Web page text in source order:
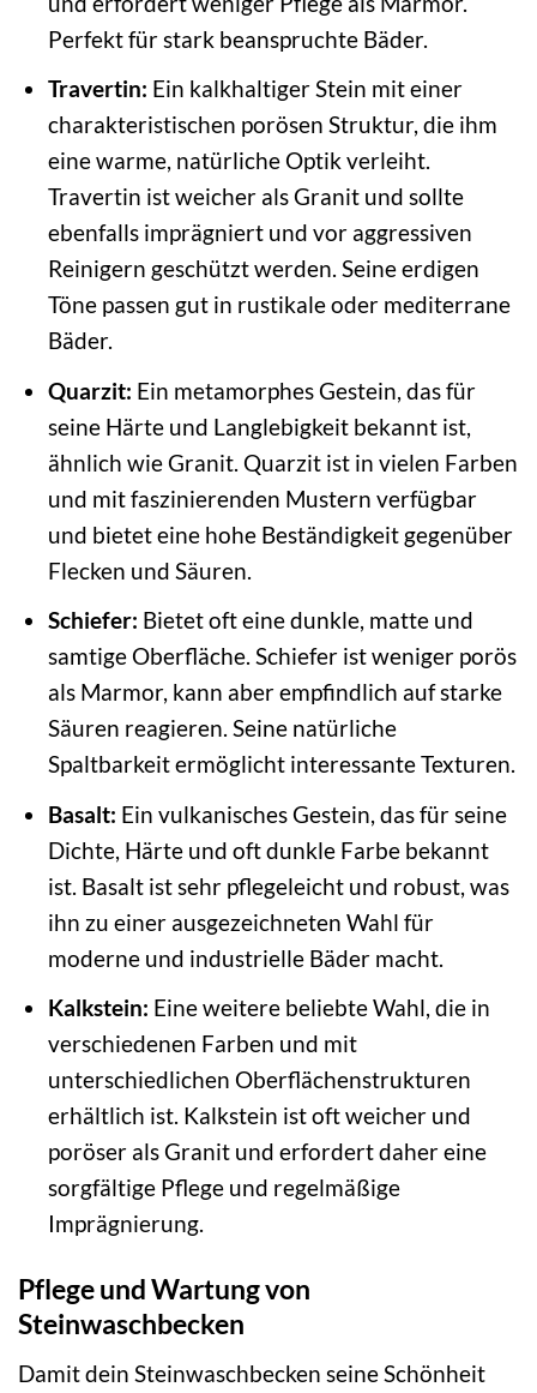
Perfekt für stark beanspruchte Bäder.
Travertin: Ein kalkhaltiger Stein mit einer
charakteristischen porösen Struktur, die ihm
eine warme, natürliche Optik verleiht.
Travertin ist weicher als Granit und sollte
ebenfalls imprägniert und vor aggressiven
Reinigern geschützt werden. Seine erdigen
Töne passen gut in rustikale oder mediterrane
Bäder.
Quarzit: Ein metamorphes Gestein, das für
seine Härte und Langlebigkeit bekannt ist,
ähnlich wie Granit. Quarzit ist in vielen Farben
und mit faszinierenden Mustern verfügbar
und bietet eine hohe Beständigkeit gegenüber
Flecken und Säuren.
Schiefer: Bietet oft eine dunkle, matte und
samtige Oberfläche. Schiefer ist weniger porös
als Marmor, kann aber empfindlich auf starke
Säuren reagieren. Seine natürliche
Spaltbarkeit ermöglicht interessante Texturen.
Basalt: Ein vulkanisches Gestein, das für seine
Dichte, Härte und oft dunkle Farbe bekannt
ist. Basalt ist sehr pflegeleicht und robust, was
ihn zu einer ausgezeichneten Wahl für
moderne und industrielle Bäder macht.
Kalkstein: Eine weitere beliebte Wahl, die in
verschiedenen Farben und mit
unterschiedlichen Oberflächenstrukturen
erhältlich ist. Kalkstein ist oft weicher und
poröser als Granit und erfordert daher eine
sorgfältige Pflege und regelmäßige
Imprägnierung.
Pflege und Wartung von
Steinwaschbecken
Damit dein Steinwaschbecken seine Schönheit